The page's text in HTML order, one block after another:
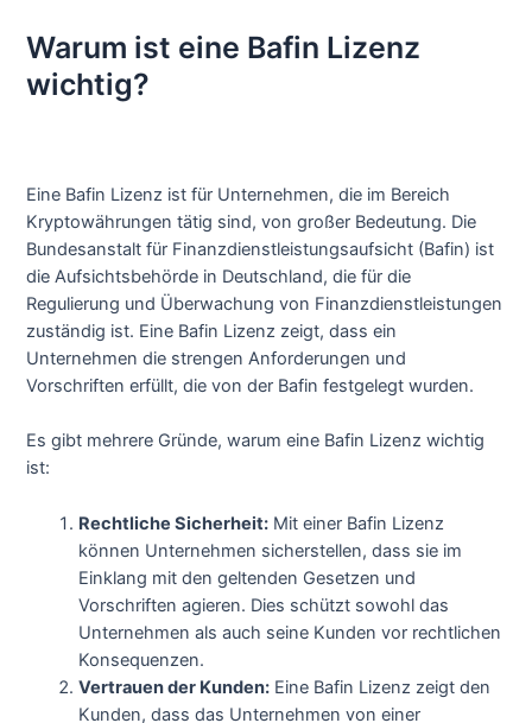
Warum ist eine Bafin Lizenz
wichtig?
Eine Bafin Lizenz ist für Unternehmen, die im Bereich
Kryptowährungen tätig sind, von großer Bedeutung. Die
Bundesanstalt für Finanzdienstleistungsaufsicht (Bafin) ist
die Aufsichtsbehörde in Deutschland, die für die
Regulierung und Überwachung von Finanzdienstleistungen
zuständig ist. Eine Bafin Lizenz zeigt, dass ein
Unternehmen die strengen Anforderungen und
Vorschriften erfüllt, die von der Bafin festgelegt wurden.
Es gibt mehrere Gründe, warum eine Bafin Lizenz wichtig
ist:
Rechtliche Sicherheit: Mit einer Bafin Lizenz
können Unternehmen sicherstellen, dass sie im
Einklang mit den geltenden Gesetzen und
Vorschriften agieren. Dies schützt sowohl das
Unternehmen als auch seine Kunden vor rechtlichen
Konsequenzen.
Vertrauen der Kunden: Eine Bafin Lizenz zeigt den
Kunden, dass das Unternehmen von einer